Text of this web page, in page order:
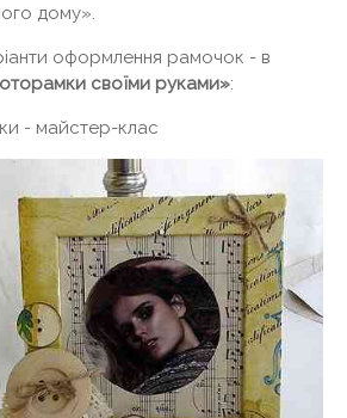
дому».
оформлення рамочок - в
своїми руками»:
- майстер-клас